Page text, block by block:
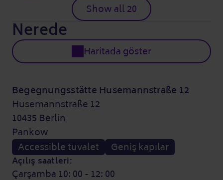
Show all 20
Nerede
Haritada göster
Begegnungsstätte Husemannstraße 12
Husemannstraße 12
10435 Berlin
Pankow
Accessible tuvalet
Geniş kapılar
Açılış saatleri:
Çarşamba 10: 00 - 12: 00